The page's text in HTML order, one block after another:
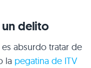
delito
absurdo tratar de
la pegatina de ITV